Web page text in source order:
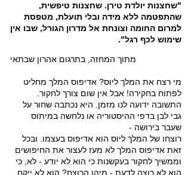
"שחצנות יולדת טירן. שחצנות טיפשית,
שהתפטמה ללא מידה ובלי תועלת, מטפסת
למרום החומה וצונחת אל מדרון הגורל, שבו אין
שימוש לכף רגל".
מתוך המחזה, בתרגום אהרון שבתאי
מי רצח את המלך ליוס? אדיפוס המלך מחליט
לפתוח בחקירה! אבל אין שום צורך לחקור.
התשובה ידועה לנו מזמן. היא נכתבה שחור על
גבי לבן בדפי ההיסטוריה או נלחשה במיתוס
שעבר בירושה -
רוצחו של המלך ליוס הוא אדיפוס בעצמו. ובכל
זאת אדיפוס המלך לא מעז לעצור את החיפושים
וממשיך לחקור בעקשנות כי הוא לא יודע - לא, כי
הוא לא רוצה לדעת - מיהו הרוצח? הוא לא ייקח